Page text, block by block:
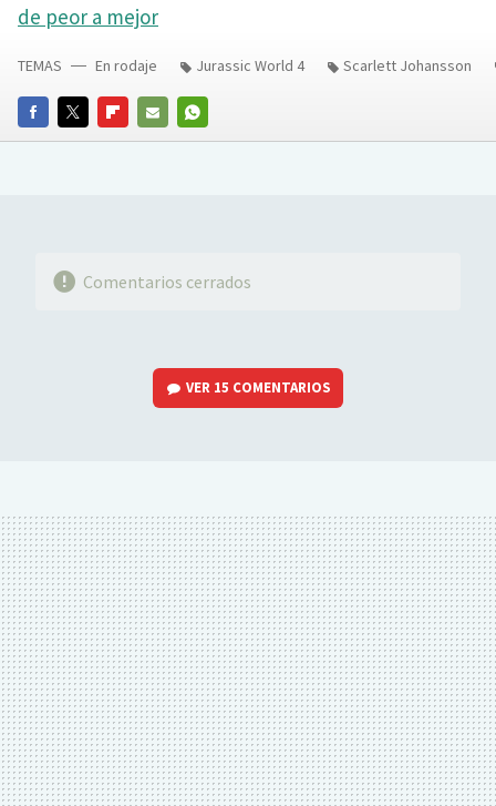
de peor a mejor
FACEBOOKTWITTERFLIPBOARD
E-
WHATSAPP
TEMAS En rodaje Jurassic World 4 Scarlett Johansson
Comentarios cerrados
VER 15 COMENTARIOS